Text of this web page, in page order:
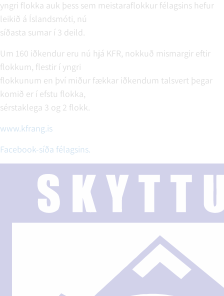
yngri flokka auk þess sem meistaraflokkur félagsins hefur
leikið á Íslandsmóti, nú
síðasta sumar í 3 deild.
Um 160 iðkendur eru nú hjá KFR, nokkuð mismargir eftir
flokkum, flestir í yngri
flokkunum en því miður fækkar iðkendum talsvert þegar
komið er í efstu flokka,
sérstaklega 3 og 2 flokk.
www.kfrang.is
Facebook-síða félagsins.